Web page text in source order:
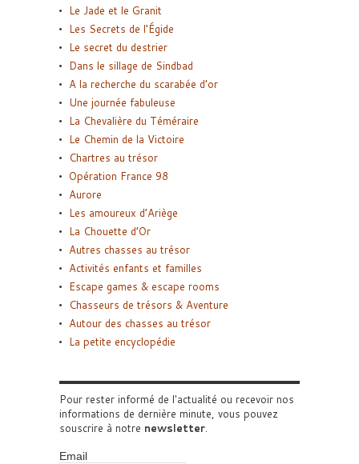
Le Jade et le Granit
Les Secrets de l’Égide
Le secret du destrier
Dans le sillage de Sindbad
A la recherche du scarabée d’or
Une journée fabuleuse
La Chevalière du Téméraire
Le Chemin de la Victoire
Chartres au trésor
Opération France 98
Aurore
Les amoureux d’Ariège
La Chouette d’Or
Autres chasses au trésor
Activités enfants et familles
Escape games & escape rooms
Chasseurs de trésors & Aventure
Autour des chasses au trésor
La petite encyclopédie
Pour rester informé de l'actualité ou recevoir nos
informations de dernière minute, vous pouvez
souscrire à notre newsletter
Email